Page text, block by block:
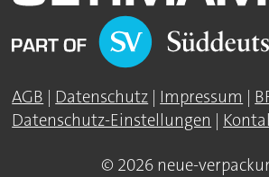
AGB | Datenschutz | Impressum |
Datenschutz-Einstellungen |
© 2026 neue-